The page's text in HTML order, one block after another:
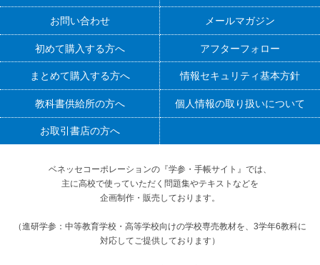
お問い合わせ メールマガジン
初めて購入する方へ アフターフォロー
まとめて購入する方へ 情報セキュリティ基本方針
教科書供給所の方へ 個人情報の取り扱いについて
お取引書店の方へ
ベネッセコーポレーションの『学参・手帳サイト』 では、
主に高校で使っていただく問題集やテキストなどを
企画制作・販売しております。
（進研学参：中等教育学校・高等学校向けの学校専売教材を、3学年6教科に
対応してご提供しております）